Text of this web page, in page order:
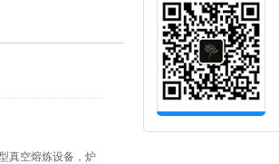
真空熔炼设备，炉